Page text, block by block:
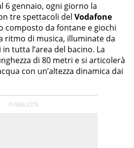
6 gennaio, ogni giorno la
tre spettacoli del Vodafone
composto da fontane e giochi
ritmo di musica, illuminate da
tutta l’area del bacino. La
di 80 metri e si articolerà
con un’altezza dinamica dai